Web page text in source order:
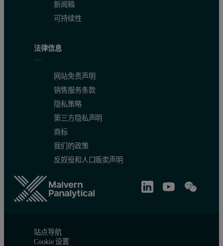
新闻稿
可持续性
法律信息
网站免责声明
销售服务条款
隐私策略
第三方隐私声明
商标
我们的政策
反奴役和人口贩卖声明
站点导航
Cookie 设置